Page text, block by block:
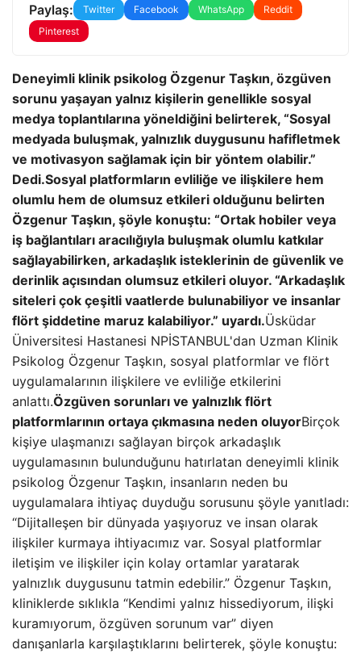
Paylaş: Twitter Facebook WhatsApp
Reddit
Pinterest
Deneyimli klinik psikolog Özgenur Taşkın, özgüven
sorunu yaşayan yalnız kişilerin genellikle sosyal
medya toplantılarına yöneldiğini belirterek, “Sosyal
medyada buluşmak, yalnızlık duygusunu hafifletmek
ve motivasyon sağlamak için bir yöntem olabilir.”
Dedi.Sosyal platformların evliliğe ve ilişkilere hem
olumlu hem de olumsuz etkileri olduğunu belirten
Özgenur Taşkın, şöyle konuştu: “Ortak hobiler veya
iş bağlantıları aracılığıyla buluşmak olumlu katkılar
sağlayabilirken, arkadaşlık isteklerinin de güvenlik ve
derinlik açısından olumsuz etkileri oluyor. “Arkadaşlık
siteleri çok çeşitli vaatlerde bulunabiliyor ve insanlar
flört şiddetine maruz kalabiliyor.” uyardı.Üsküdar
Üniversitesi Hastanesi NPİSTANBUL'dan Uzman Klinik
Psikolog Özgenur Taşkın, sosyal platformlar ve flört
uygulamalarının ilişkilere ve evliliğe etkilerini
anlattı.Özgüven sorunları ve yalnızlık flört
platformlarının ortaya çıkmasına neden oluyorBirçok
kişiye ulaşmanızı sağlayan birçok arkadaşlık
uygulamasının bulunduğunu hatırlatan deneyimli klinik
psikolog Özgenur Taşkın, insanların neden bu
uygulamalara ihtiyaç duyduğu sorusunu şöyle yanıtladı:
“Dijitalleşen bir dünyada yaşıyoruz ve insan olarak
ilişkiler kurmaya ihtiyacımız var. Sosyal platformlar
iletişim ve ilişkiler için kolay ortamlar yaratarak
yalnızlık duygusunu tatmin edebilir.” Özgenur Taşkın,
kliniklerde sıklıkla “Kendimi yalnız hissediyorum, ilişki
kuramıyorum, özgüven sorunum var” diyen
danışanlarla karşılaştıklarını belirterek, şöyle konuştu: